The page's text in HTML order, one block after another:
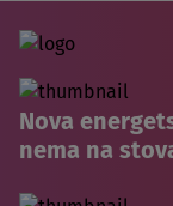
Nova
nema na